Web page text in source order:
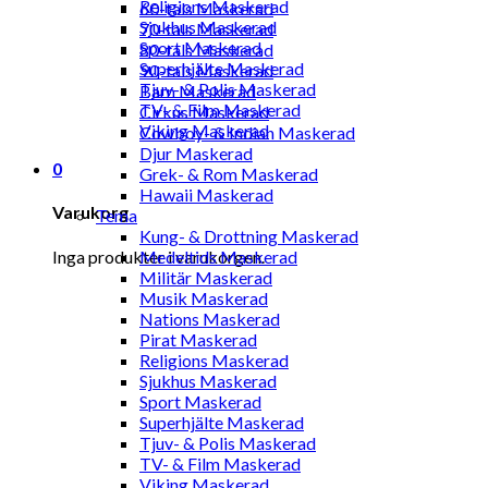
Religions Maskerad
Sjukhus Maskerad
Sport Maskerad
Superhjälte Maskerad
Tjuv- & Polis Maskerad
TV- & Film Maskerad
Viking Maskerad
0
Varukorg
Inga produkter i varukorgen.
60-tals Maskerad
70-tals Maskerad
80-tals Maskerad
90-tals Maskerad
Barn Maskerad
Cirkus Maskerad
Cowboy- & Indian Maskerad
Djur Maskerad
Grek- & Rom Maskerad
Hawaii Maskerad
Tema
Kung- & Drottning Maskerad
Medeltids Maskerad
Militär Maskerad
Musik Maskerad
Nations Maskerad
Pirat Maskerad
Religions Maskerad
Sjukhus Maskerad
Sport Maskerad
Superhjälte Maskerad
Tjuv- & Polis Maskerad
TV- & Film Maskerad